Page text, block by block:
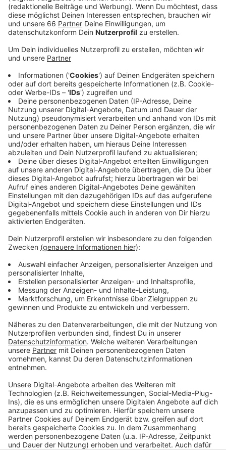
Dienstag, 08.09.2020 05:28
Seit einem Monat gibt es den Düssel-O-Maten
mittlerweile im Netz. Er soll als Wahlhilfe dienen. Es
werden verschiedene Positionen der 13 größten
Parteien vorgestellt. Die Themen sind unterschiedlich:
Unter anderem werden Fragen zur Verkehrspolitik, zum
Ausbau von Schulen oder zur Legalisierung von
Cannabis gestellt. Wir können den Aussagen
zustimmen, sie ablehnen oder neutral abstimmen. Am
Ende sehen wir, mit welcher Partei es die meisten
Übereinstimmungen gibt.
Hier geht es zum Düssel-O-Maten!
Hier informiert der Jugendring Düsseldorf!
Startschuss für den Düssel-O-Maten!
Unsere Sonderseite zur Kommunalwahl!
Umfrage: Kopf-an-Kopf-Rennen im OB-Wahlkampf!
Anzeige
Anzeige